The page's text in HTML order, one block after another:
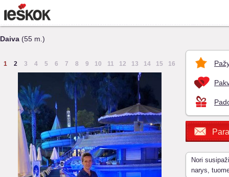
Daiva (55 m.)
1 2 3 4 5 6 7 8 9 10 11 12 13 14 15 16
Nori
narys,